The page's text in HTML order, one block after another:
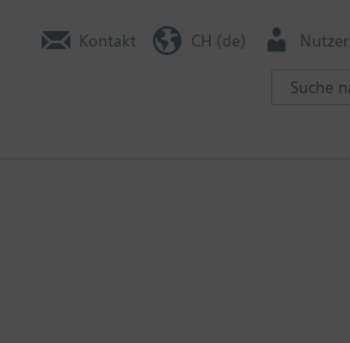
Kontakt CH (de) Nutzer